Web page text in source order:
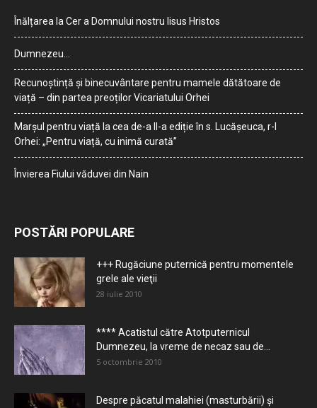
Înălțarea la Cer a Domnului nostru Iisus Hristos
Dumnezeu…
Recunoștință și binecuvântare pentru mamele dătătoare de
viață – din partea preoților Vicariatului Orhei
Marșul pentru viață la cea de-a II-a ediție în s. Lucășeuca, r-l
Orhei: „Pentru viață, cu inimă curată”
Învierea Fiului văduvei din Nain
POSTĂRI POPULARE
+++ Rugăciune puternică pentru momentele
grele ale vieţii
28 iulie 2010
**** Acatistul către Atotputernicul
Dumnezeu, la vreme de necaz sau de...
5 octombrie 2010
Despre păcatul malahiei (masturbării) şi